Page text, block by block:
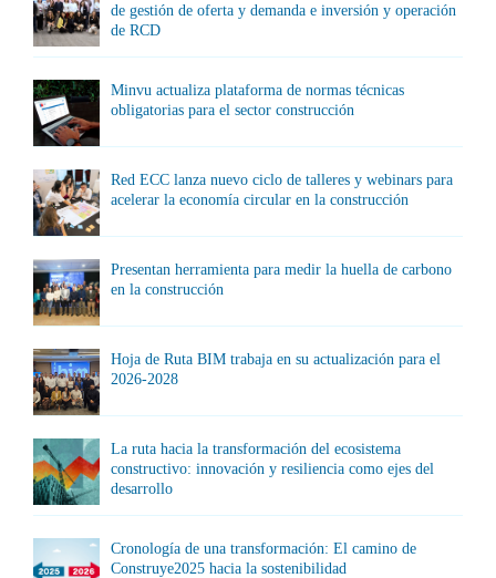
de gestión de oferta y demanda e inversión y operación
de RCD
Minvu actualiza plataforma de normas técnicas
obligatorias para el sector construcción
Red ECC lanza nuevo ciclo de talleres y webinars para
acelerar la economía circular en la construcción
Presentan herramienta para medir la huella de carbono
en la construcción
Hoja de Ruta BIM trabaja en su actualización para el
2026-2028
La ruta hacia la transformación del ecosistema
constructivo: innovación y resiliencia como ejes del
desarrollo
Cronología de una transformación: El camino de
Construye2025 hacia la sostenibilidad